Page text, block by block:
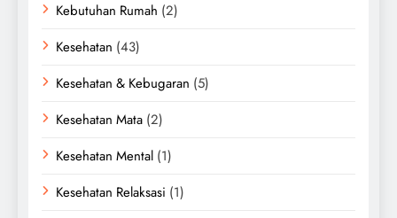
Kebutuhan Rumah (2)
Kesehatan (43)
Kesehatan & Kebugaran (5)
Kesehatan Mata (2)
Kesehatan Mental (1)
Kesehatan Relaksasi (1)